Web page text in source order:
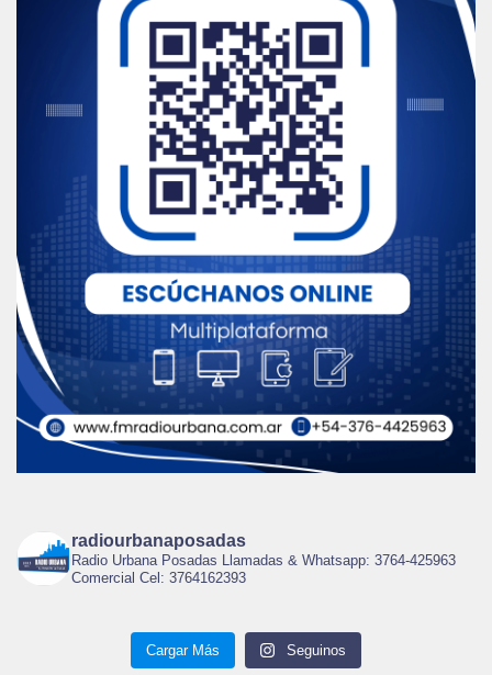
radiourbanaposadas
Radio Urbana Posadas Llamadas & Whatsapp: 3764-425963
Comercial Cel: 3764162393
Cargar Más Seguinos